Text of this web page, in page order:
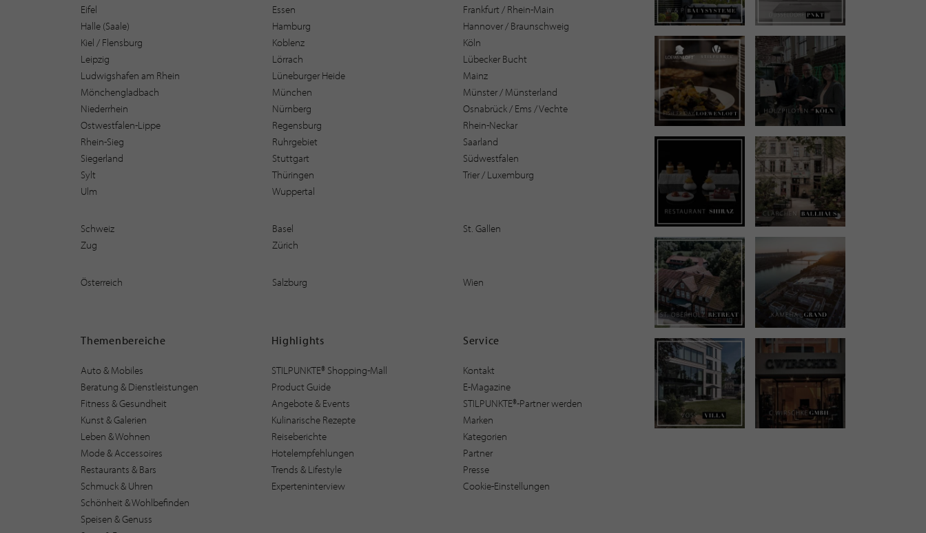
Eifel
Essen
Frankfurt / Rhein-Main
Halle (Saale)
Hamburg
Hannover / Braunschweig
Kiel / Flensburg
Koblenz
Köln
Leipzig
Lörrach
Lübecker Bucht
Ludwigshafen am Rhein
Lüneburger Heide
Mainz
Mönchengladbach
München
Münster / Münsterland
Niederrhein
Nürnberg
Osnabrück / Ems / Vechte
Ostwestfalen-Lippe
Regensburg
Rhein-Neckar
Rhein-Sieg
Ruhrgebiet
Saarland
Siegerland
Stuttgart
Südwestfalen
Sylt
Thüringen
Trier / Luxemburg
Ulm
Wuppertal
Schweiz Basel
St. Gallen
Zug
Zürich
Österreich Salzburg Wien
Themenbereiche
Auto & Mobiles
Beratung & Dienstleistungen
Fitness & Gesundheit
Kunst & Galerien
Leben & Wohnen
Mode & Accessoires
Restaurants & Bars
Schmuck & Uhren
Schönheit & Wohlbefinden
Speisen & Genuss
Highlights
STILPUNKTE® Shopping-Mall
Product Guide
Angebote & Events
Kulinarische Rezepte
Reiseberichte
Hotelempfehlungen
Trends & Lifestyle
Experteninterview
Service
Kontakt
E-Magazine
STILPUNKTE®-Partner werden
Marken
Kategorien
Partner
Presse
Cookie-Einstellungen